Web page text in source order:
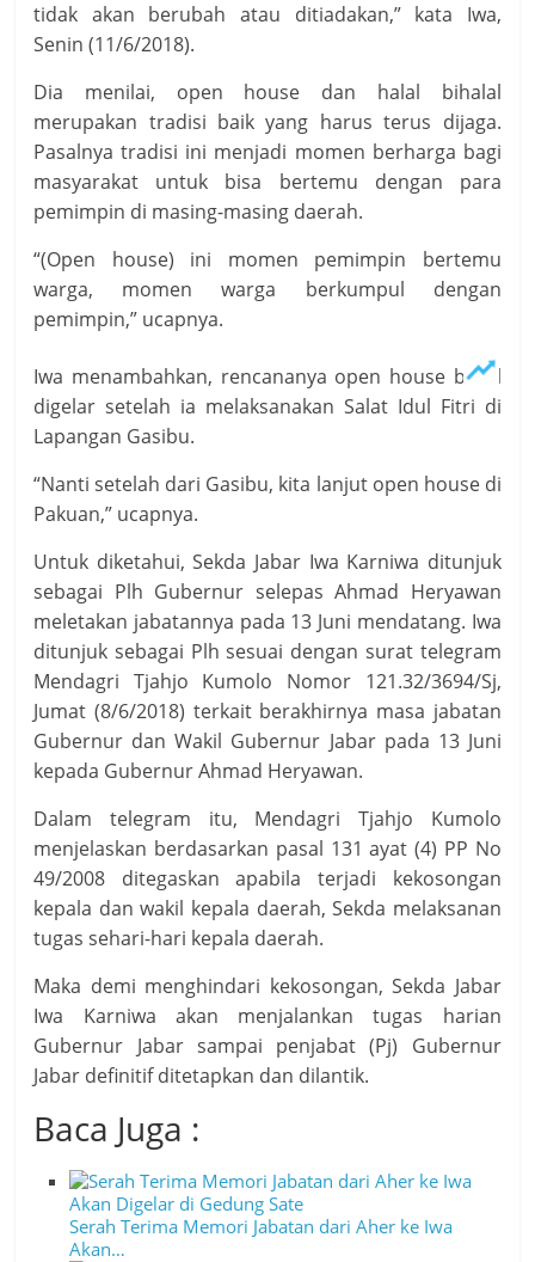
tidak akan berubah atau ditiadakan,” kata Iwa,
Senin (11/6/2018).
Dia menilai, open house dan halal bihalal
merupakan tradisi baik yang harus terus dijaga.
Pasalnya tradisi ini menjadi momen berharga bagi
masyarakat untuk bisa bertemu dengan para
pemimpin di masing-masing daerah.
“(Open house) ini momen pemimpin bertemu
warga, momen warga berkumpul dengan
pemimpin,” ucapnya.
Iwa menambahkan, rencananya open house bakal
digelar setelah ia melaksanakan Salat Idul Fitri di
Lapangan Gasibu.
“Nanti setelah dari Gasibu, kita lanjut open house di
Pakuan,” ucapnya.
Untuk diketahui, Sekda Jabar Iwa Karniwa ditunjuk
sebagai Plh Gubernur selepas Ahmad Heryawan
meletakan jabatannya pada 13 Juni mendatang. Iwa
ditunjuk sebagai Plh sesuai dengan surat telegram
Mendagri Tjahjo Kumolo Nomor 121.32/3694/Sj,
Jumat (8/6/2018) terkait berakhirnya masa jabatan
Gubernur dan Wakil Gubernur Jabar pada 13 Juni
kepada Gubernur Ahmad Heryawan.
Dalam telegram itu, Mendagri Tjahjo Kumolo
menjelaskan berdasarkan pasal 131 ayat (4) PP No
49/2008 ditegaskan apabila terjadi kekosongan
kepala dan wakil kepala daerah, Sekda melaksanan
tugas sehari-hari kepala daerah.
Maka demi menghindari kekosongan, Sekda Jabar
Iwa Karniwa akan menjalankan tugas harian
Gubernur Jabar sampai penjabat (Pj) Gubernur
Jabar definitif ditetapkan dan dilantik.
Baca Juga :
Serah Terima Memori Jabatan dari Aher ke Iwa
Akan…